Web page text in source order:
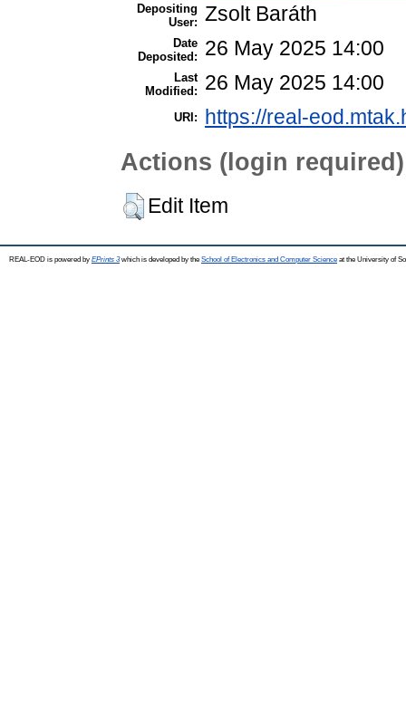
Depositing
User: Zsolt Baráth
Date
Deposited:
26 May 2025 14:00
Last
Modified:
26 May 2025 14:00
URI: https://real-
Actions (login required)
Edit Item
REAL-EOD is powered by EPrints 3which is developed by the School of Electronics and Computer Science at the University of